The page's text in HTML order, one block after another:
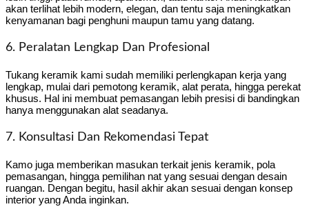
akan terlihat lebih modern, elegan, dan tentu saja meningkatkan
kenyamanan bagi penghuni maupun tamu yang datang.
6. Peralatan Lengkap Dan Profesional
Tukang keramik kami sudah memiliki perlengkapan kerja yang
lengkap, mulai dari pemotong keramik, alat perata, hingga perekat
khusus. Hal ini membuat pemasangan lebih presisi di bandingkan
hanya menggunakan alat seadanya.
7. Konsultasi Dan Rekomendasi Tepat
Kamo juga memberikan masukan terkait jenis keramik, pola
pemasangan, hingga pemilihan nat yang sesuai dengan desain
ruangan. Dengan begitu, hasil akhir akan sesuai dengan konsep
interior yang Anda inginkan.